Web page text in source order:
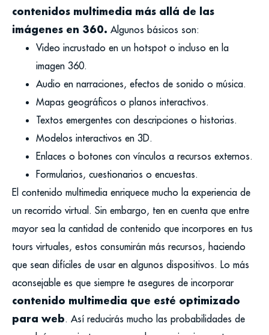
contenidos multimedia más allá de las
imágenes en 360. Algunos básicos son:
Video incrustado en un hotspot o incluso en la
imagen 360.
Audio en narraciones, efectos de sonido o música.
Mapas geográficos o planos interactivos.
Textos emergentes con descripciones o historias.
Modelos interactivos en 3D.
Enlaces o botones con vínculos a recursos externos.
Formularios, cuestionarios o encuestas.
El contenido multimedia enriquece mucho la experiencia de
un recorrido virtual. Sin embargo, ten en cuenta que entre
mayor sea la cantidad de contenido que incorpores en tus
tours virtuales, estos consumirán más recursos, haciendo
que sean difíciles de usar en algunos dispositivos. Lo más
aconsejable es que siempre te asegures de incorporar
contenido multimedia que esté optimizado
para web. Así reducirás mucho las probabilidades de